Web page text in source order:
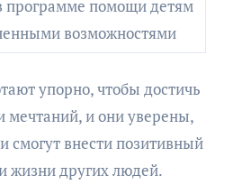
программе помощи детям
возможностями
упорно, чтобы достичь
мечтаний, и они уверены,
смогут внести позитивный
жизни других людей.